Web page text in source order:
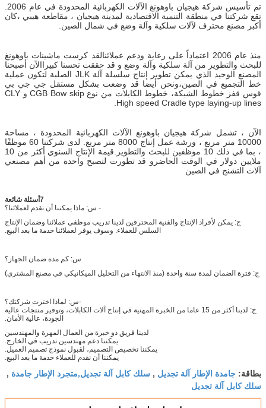
تقع شركتنا في منطقة التنمية الاقتصادية لمدينة هيجيان ، مقاطعة هيبي ،كان
أكبر مصنع محترف لآلات سلكية وآلة وضع في شمال الصين.
منذ عام 2006 اعتماداً على رعاية ودعم عملائنالقد كرست ماشينات باوهونغ
للبحث والتطوير من آلة سلكية وآلة وضع و قد حققت تحسنا كبيراالآن أصبحنا
المصنع الوحيد الذي يمكن تطوير إنتاج سلسلة آلة JLK الصلبة لتكون عملية
خط التجميع في الصين،ونحن أيضا قد وضعت بشكل مستقل جي جي بي
قوس قفز خطوط الشبكة، خطوط الكابلات من نوع CGB Bow skip و CLY
High speed Cradle type laying-up lines.
الآن ، تشمل شركة هيجيان باوهونغ الآلات الكهربائية المحدودة ، مساحة
10000 متر مربع ، ورشة عمل إنتاج 8000 متر مربع. لدى شركتنا 60 موظفًا
، بما في ذلك 10 موظفين للبحث والتطوير.قيمة الإنتاج السنوي أكثر من 10
ملايين دولار في الوقت الحاضرو قد تطورت لتصبح واحدة من أهم مصنعي
آلات التشنج في الصين
7أسئلة شائعة
- س: ماذا يمكننا أن نقدم لعملائنا؟
ج: يمكن لأفراد الإنتاج والفنية المحترفين لدينا تدريب موظفي عملائنا وضمان الإنتاج
السلس للعملاء. وسوف يوفر لعملائنا خدمة ما بعد البيع.
س: كم مدة ضمان الجهاز؟
ج: فترة الضمان لمدة سنة واحدة (منذ الانتهاء من التحليل الميكانيكي في مصنع المشتري)
-س: لماذا اخترت شركتك؟
ج: لدينا أكثر من 15 عاما من الخبرة المهنية في إنتاج آلات الكابلات، وتوفير منتجات عالية
الجودة، عالية الأمان.
لدينا فريق ذو خبرة من العمال المهرة والمهندسين
يمكننا دعم مهندسين تدريب في الخارج.
يمكننا تخصيص التصميم، لقبول نموذج تصميم العميل.
يمكننا أن نقدم للعملاء خدمة ما بعد البيع.
بطاقة: جامدة الإطار آلة تجديل , سلك كابل آلة تجديل,متجرد الإطار جامدة ,
سلك كابل آلة تجديل